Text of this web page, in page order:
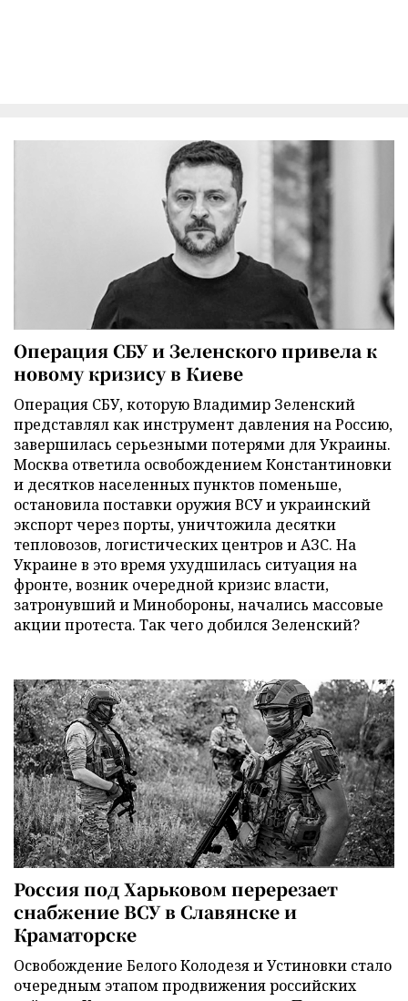
Операция СБУ и Зеленского привела к
новому кризису в Киеве
Операция СБУ, которую Владимир Зеленский
представлял как инструмент давления на Россию,
завершилась серьезными потерями для Украины.
Москва ответила освобождением Константиновки
и десятков населенных пунктов поменьше,
остановила поставки оружия ВСУ и украинский
экспорт через порты, уничтожила десятки
тепловозов, логистических центров и АЗС. На
Украине в это время ухудшилась ситуация на
фронте, возник очередной кризис власти,
затронувший и Минобороны, начались массовые
акции протеста. Так чего добился Зеленский?
Россия под Харьковом перерезает
снабжение ВСУ в Славянске и
Краматорске
Освобождение Белого Колодезя и Устиновки стало
очередным этапом продвижения российских